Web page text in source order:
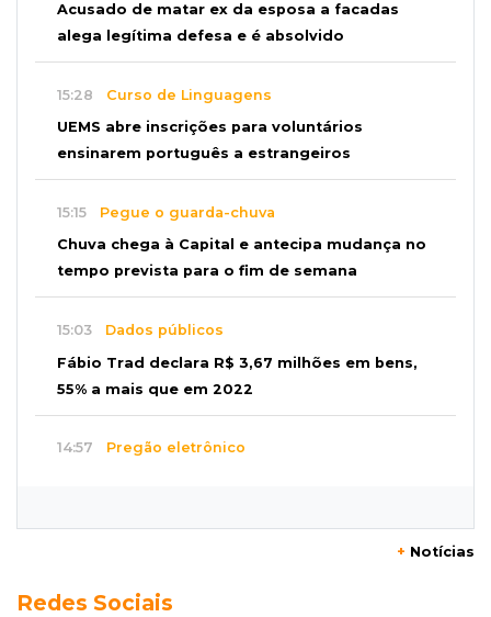
Acusado de matar ex da esposa a facadas
alega legítima defesa e é absolvido
15:28 Curso de Linguagens
UEMS abre inscrições para voluntários
ensinarem português a estrangeiros
15:15 Pegue o guarda-chuva
Chuva chega à Capital e antecipa mudança no
tempo prevista para o fim de semana
15:03 Dados públicos
Fábio Trad declara R$ 3,67 milhões em bens,
55% a mais que em 2022
14:57 Pregão eletrônico
Náutico e Comercial decidem título do
+ Notícias
Redes Sociais